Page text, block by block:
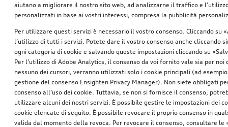
aiutano a migliorare il nostro sito web, ad analizzarne il traffico e
personalizzati in base ai vostri interessi, compresa la pubblicità
Per utilizzare questi servizi è necessario il vostro consenso. Cliccando
l’utilizzo di tutti i servizi. Potete dare il vostro consenso anche cliccando
ogni categoria di cookie e salvando queste impostazioni cliccando su
Per l’utilizzo di Adobe Analytics, il consenso da voi fornito vale sia per noi
nessuno dei cursori, verranno utilizzati solo i cookie principali (ad
gestione del consenso Ensighten Privacy Manager). Non siete obbligati
consenso all’uso dei cookie. Tuttavia, se non si fornisce il consenso,
utilizzare alcuni dei nostri servizi. È possibile gestire le impostazioni dei
cookie elencate di seguito. È possibile revocare il proprio consenso in
valida dal momento della revoca. Per revocare il consenso, consultare le